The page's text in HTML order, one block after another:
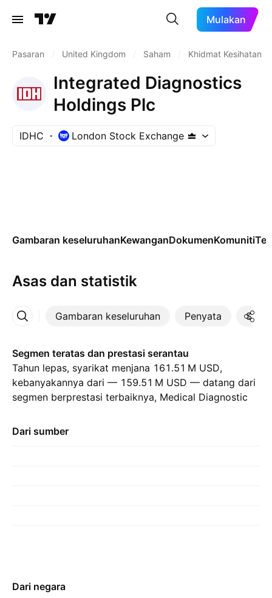
Mulakan
Pasaran United Kingdom Saham Khidmat Kesihatan
Integrated Diagnostics
Holdings Plc
IDHC London Stock Exchange
Gambaran keseluruhanKewanganDokumenKomuniti
Asas dan statistik
Gambaran keseluruhan Penyata
Lebih
Segmen teratas dan prestasi serantau
Tahun lepas, syarikat menjana ‪161.51 M‬ USD,
kebanyakannya dari — ‪159.51 M‬ USD — datang dari
segmen berprestasi terbaiknya, Medical Diagnostic
lepas. Sumbangan terbesar datang dari Mesir, iaitu
Dari sumber
Dari negara